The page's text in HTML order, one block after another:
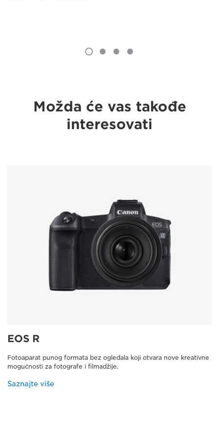
Možda će vas takođe
interesovati
EOS R
Fotoaparat punog formata bez ogledala koji otvara nove kreativne
mogućnosti za fotografe i filmadžije.
Saznajte više